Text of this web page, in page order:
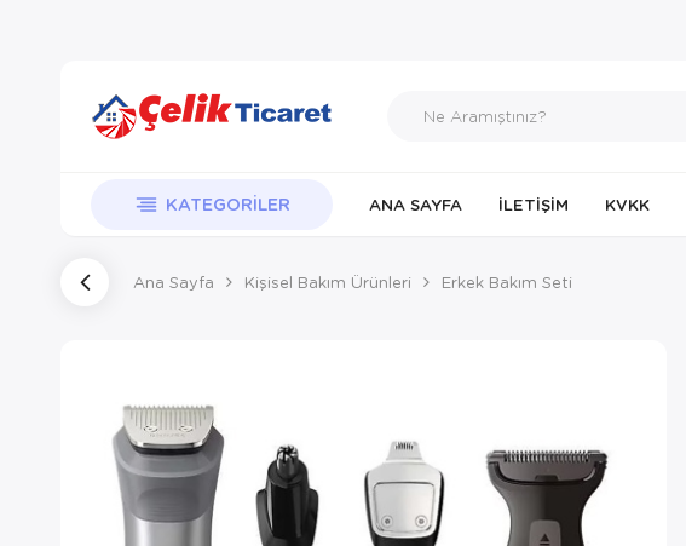
KATEGORILER ANA SAYFA İLETIŞIM KVKK
Ana Sayfa Kişisel Bakım Ürünleri Erkek Bakım Seti